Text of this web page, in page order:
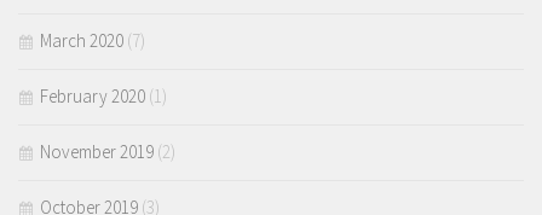
March 2020 (7)
February 2020 (1)
November 2019 (2)
October 2019 (3)